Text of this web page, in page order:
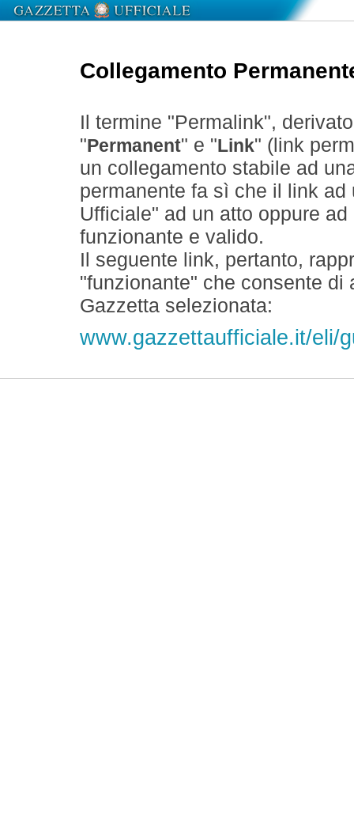
Collegamento
Il termine "Permalink",
" Permanent" e " Link" (link
un collegamento stabile ad
permanente fa sì che il link
Ufficiale" ad un atto oppure
funzionante e valido.
Il seguente link, pertanto,
"funzionante" che consente
Gazzetta selezionata:
www.gazzettaufficiale.it/eli/